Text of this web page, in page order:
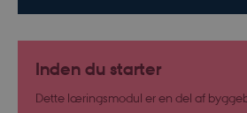
Inden du starter
Dette læringsmodul er en del af